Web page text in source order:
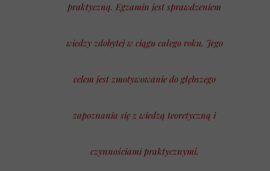
praktyczną. Egzamin jest sprawdzeniem
wiedzy zdobytej w ciągu całego roku. Jego
celem jest zmotywowanie do głębszego
zapoznania się z wiedzą teoretyczną i
czynnościami praktycznymi.